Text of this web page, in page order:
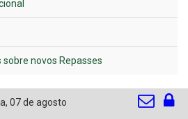
novos Repasses
, 07 de agosto